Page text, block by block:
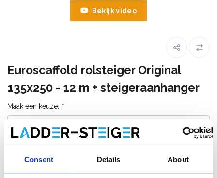
Consent Details About
Bekijk video
Euroscaffold rolsteiger Original
135x250 - 12 m + steigeraanhanger
Maak een keuze: *
€5.349,00 €6.738,00 Excl. Btw
€6.472,29 €8.152,98
Incl. BTW
Verzending binnen 1-3 werkdagen of afhalen in Etten-